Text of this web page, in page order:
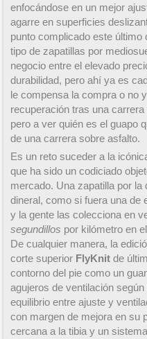
enfocándose en un mejor
agarre en superficies
punto complicado este
tipo de zapatillas por
negocio entre el elevado
durabilidad, pero ahí ya es
le compensa la compra o no
recuperación tras una
pero a ver quién es el guapo
de una carrera sobre asfalto.
Es un reto suceder a la
que ha sido un codiciado
mercado. Una zapatilla por la
dineral, como si fuera una de
y la gente las colecciona en
segundillos por kilómetro en
De cualquier manera, la
corte superior FlyKnit de
contorno del pie como un
agujeros de ventilación
equilibrio entre ajuste y
con margen de mejora en su
cercana a la tibia y un